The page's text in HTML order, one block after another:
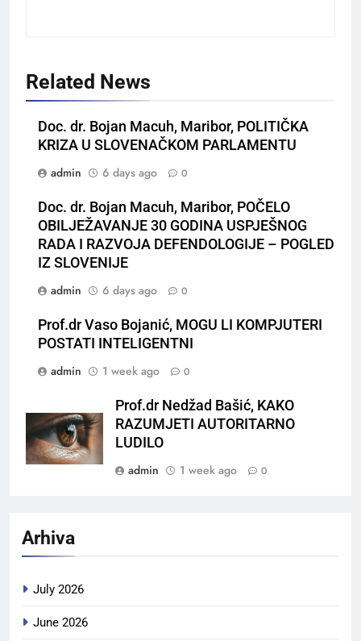
Related News
Doc. dr. Bojan Macuh, Maribor, POLITIČKA
KRIZA U SLOVENAČKOM PARLAMENTU
admin
6 days ago 0
Doc. dr. Bojan Macuh, Maribor, POČELO
OBILJEŽAVANJE 30 GODINA USPJEŠNOG
RADA I RAZVOJA DEFENDOLOGIJE – POGLED
IZ SLOVENIJE
admin
6 days ago 0
Prof.dr Vaso Bojanić, MOGU LI KOMPJUTERI
POSTATI INTELIGENTNI
admin
1 week ago 0
Prof.dr Nedžad Bašić, KAKO
RAZUMJETI AUTORITARNO
LUDILO
admin
1 week ago 0
Arhiva
July 2026
June 2026